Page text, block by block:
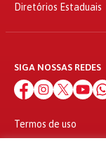
Diretórios Estaduais
SIGA NOSSAS REDES
Termos de uso